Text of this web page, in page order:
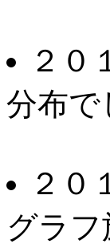
２０
分布で
２０
グラ